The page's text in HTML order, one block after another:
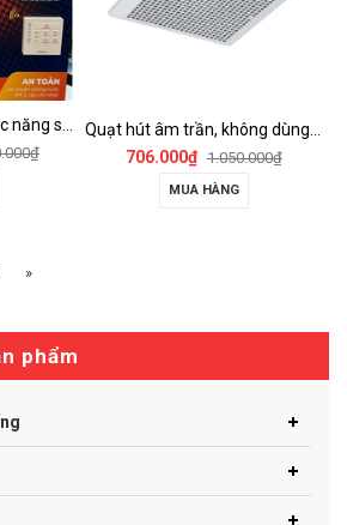
Quạt hút âm trần, không dùng ống dẫn Panasonic - FV-25TGU6
706.000₫ 1.050.000₫
MUA HÀNG
»
phẩm